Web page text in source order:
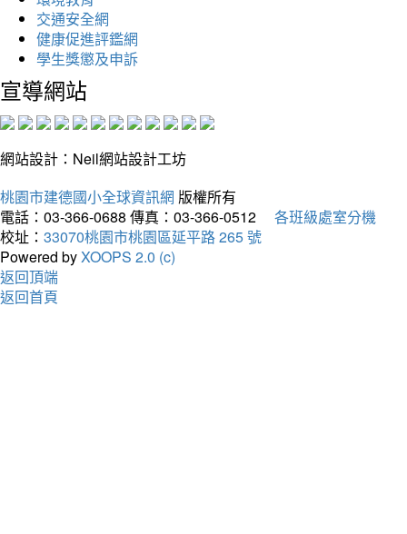
交通安全網
健康促進評鑑網
學生獎懲及申訴
宣導網站
網站設計：Neil網站設計工坊
桃園市建德國小全球資訊網 版權所有
電話：03-366-0688 傳真：03-366-0512
各班級處室分機
校址： 33070桃園市桃園區延平路 265 號
Powered byXOOPS 2.0 (c)
返回頂端
返回首頁